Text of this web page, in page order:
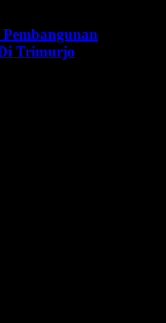
Trimurjo